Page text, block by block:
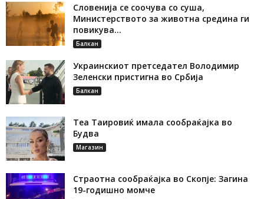
Словенија се соочува со суша,
Министерството за животна средина ги
повикува...
Балкан
Украинскиот претседател Володимир
Зеленски пристигна во Србија
Балкан
Теа Таировиќ имала сообраќајка во
Будва
Магазин
Страотна сообраќајка во Скопје: Загина
19-годишно момче